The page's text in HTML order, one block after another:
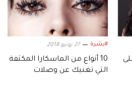
#بشرة 27 يونيو 2018
10 أنواع من الماسكارا المكثفة
التي تغنيك عن وصلات